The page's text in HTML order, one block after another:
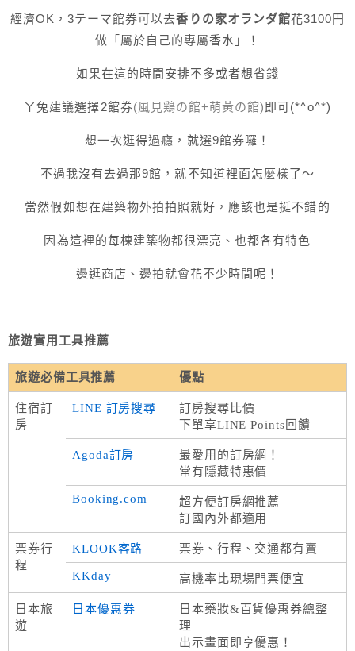
經濟OK，3テーマ館券可以去香りの家オランダ館花3100円
做「屬於自己的專屬香水」！
如果在這的時間安排不多或者想省錢
ㄚ兔建議選擇2館券(風見鶏の館+萌黃の館) 即可(*^o^*)
想一次逛得過癮，就選9館券囉！
不過我沒有去過那9館，就不知道裡面怎麼樣了～
當然假如想在建築物外拍拍照就好，應該也是挺不錯的
因為這裡的每棟建築物都很漂亮、也都各有特色
邊逛商店、邊拍就會花不少時間呢！
旅遊實用工具推薦
旅遊必備工具推薦 優點
住宿訂
房
LINE 訂房搜尋
訂房搜尋比價
下單享LINE Points回饋
Agoda訂房
最愛用的訂房網！
常有隱藏特惠價
Booking.com
超方便訂房網推薦
訂國內外都適用
票券行
程
KLOOK客路 票券、行程、交通都有賣
KKday 高機率比現場門票便宜
日本旅
遊
日本優惠券
日本藥妝&百貨優惠券總整
理
出示畫面即享優惠！